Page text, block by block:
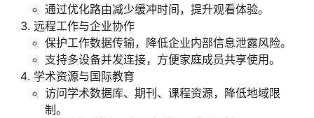
通过优化路由减少缓冲时间，提升观看体验。
远程工作与企业协作
保护工作数据传输，降低企业内部信息泄露风险。
支持多设备并发连接，方便家庭成员共享使用。
学术资源与国际教育
访问学术数据库、期刊、课程资源，降低地域限
制。